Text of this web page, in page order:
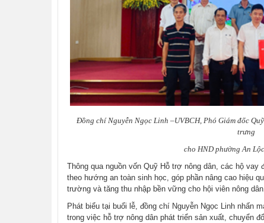
​Đồng chí Nguyễn Ngọc Linh –UVBCH, Phó Giám đốc
trưng
cho HND phường An
Thông qua nguồn vốn Quỹ Hỗ trợ nông dân, các hộ
theo hướng an toàn sinh học, góp phần nâng cao hiệu
trường và tăng thu nhập bền vững cho hội viên nông
Phát biểu tại buổi lễ, đồng chí Nguyễn Ngọc Linh nhấn
trong việc hỗ trợ nông dân phát triển sản xuất, chuyển